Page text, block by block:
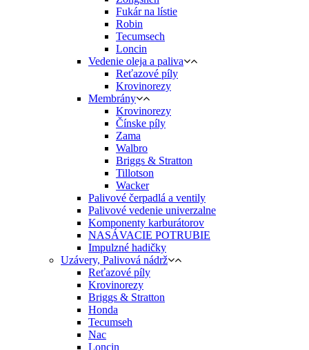
Fukár na lístie
Robin
Tecumsech
Loncin
Vedenie oleja a paliva
Reťazové píly
Krovinorezy
Membrány
Krovinorezy
Čínske píly
Zama
Walbro
Briggs & Stratton
Tillotson
Wacker
Palivové čerpadlá a ventily
Palivové vedenie univerzalne
Komponenty karburátorov
NASÁVACIE POTRUBIE
Impulzné hadičky
Uzávery, Palivová nádrž
Reťazové píly
Krovinorezy
Briggs & Stratton
Honda
Tecumseh
Nac
Loncin